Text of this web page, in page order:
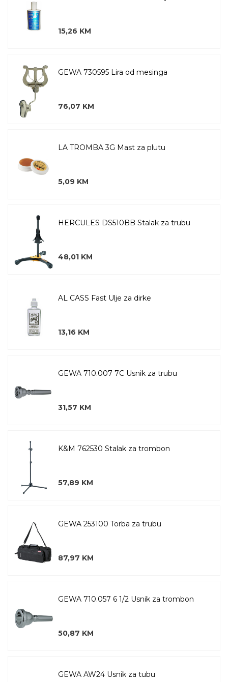
15,26 KM
GEWA 730595 Lira od mesinga
76,07 KM
LA TROMBA 3G Mast za plutu
5,09 KM
HERCULES DS510BB Stalak za trubu
48,01 KM
AL CASS Fast Ulje za dirke
13,16 KM
GEWA 710.007 7C Usnik za trubu
31,57 KM
K&M 762530 Stalak za trombon
57,89 KM
GEWA 253100 Torba za trubu
87,97 KM
GEWA 710.057 6 1/2 Usnik za trombon
50,87 KM
GEWA AW24 Usnik za tubu